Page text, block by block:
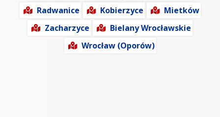
Radwanice
Kobierzyce
Mietków
Zacharzyce
Bielany Wrocławskie
Wrocław (Oporów)